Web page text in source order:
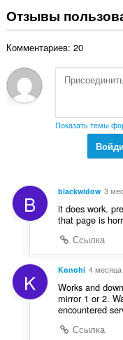
е
н
:
г
ц
е
к
:
Отзывы
Комментариев: 20
Показать темы
B blackwidow 3
it does work.
that page is
Ссылка
K Konohi 4 месяца
Works and
mirror 1 or 2.
encountered
Ссылка